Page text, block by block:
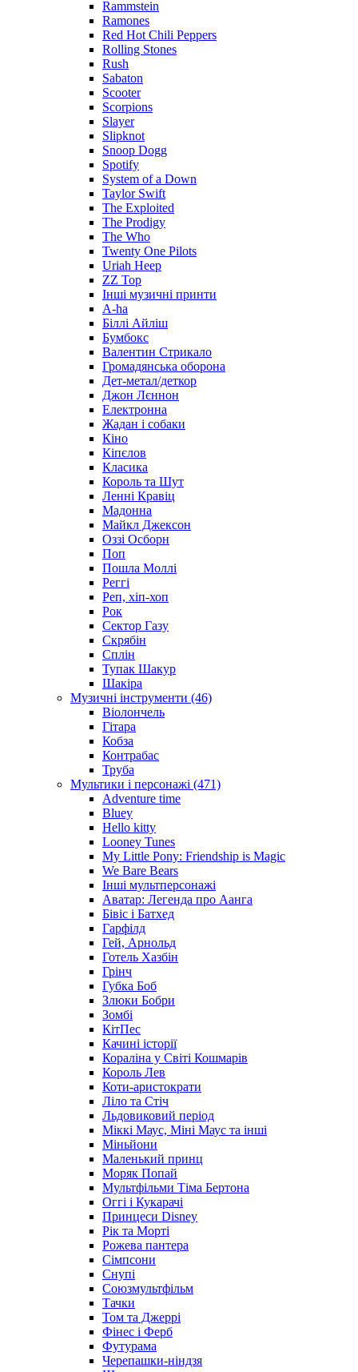
Rammstein
Ramones
Red Hot Chili Peppers
Rolling Stones
Rush
Sabaton
Scooter
Scorpions
Slayer
Slipknot
Snoop Dogg
Spotify
System of a Down
Taylor Swift
The Exploited
The Prodigy
The Who
Twenty One Pilots
Uriah Heep
ZZ Top
Інші музичні принти
А-ha
Біллі Айліш
Бумбокс
Валентин Стрикало
Громадянська оборона
Дет-метал/деткор
Джон Лєннон
Електронна
Жадан і собаки
Кіно
Кіпєлов
Класика
Король та Шут
Ленні Кравіц
Мадонна
Майкл Джексон
Оззі Осборн
Поп
Пошла Моллі
Реггі
Реп, хіп-хоп
Рок
Сектор Газу
Скрябін
Сплін
Тупак Шакур
Шакіра
Музичні інструменти (46)
Віолончель
Гітара
Кобза
Контрабас
Труба
Мультики і персонажі (471)
Adventure time
Bluey
Hello kitty
Looney Tunes
My Little Pony: Friendship is Magic
We Bare Bears
Інші мультперсонажі
Аватар: Легенда про Аанга
Бівіс і Батхед
Гарфілд
Гей, Арнольд
Готель Хазбін
Грінч
Губка Боб
Злюки Бобри
Зомбі
КітПес
Качині історії
Кораліна у Світі Кошмарів
Король Лев
Коти-аристократи
Ліло та Стіч
Льдовиковий період
Міккі Маус, Міні Маус та інші
Міньйони
Маленький принц
Моряк Попай
Мультфільми Тіма Бертона
Оггі і Кукарачі
Принцеси Disney
Рік та Морті
Рожева пантера
Сімпсони
Снупі
Союзмультфільм
Тачки
Том та Джеррі
Фінес і Ферб
Футурама
Черепашки-ніндзя